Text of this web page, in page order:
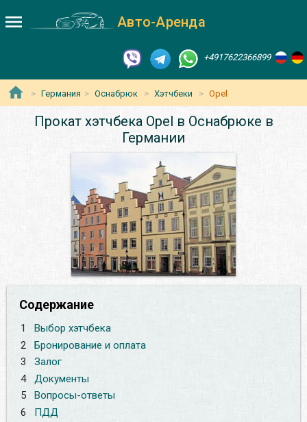
Авто-Аренда
+4917622366899
Германия Оснабрюк Хэтчбеки Opel
Прокат хэтчбека Opel в Оснабрюке в
Германии
Содержание
1
Выбор хэтчбека
2
Бронирование и оплата
3
Залог
4
Документы
5
Вопросы-ответы
6
ПДД